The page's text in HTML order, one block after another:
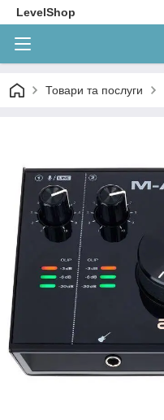
LevelShop
Товари та послуги